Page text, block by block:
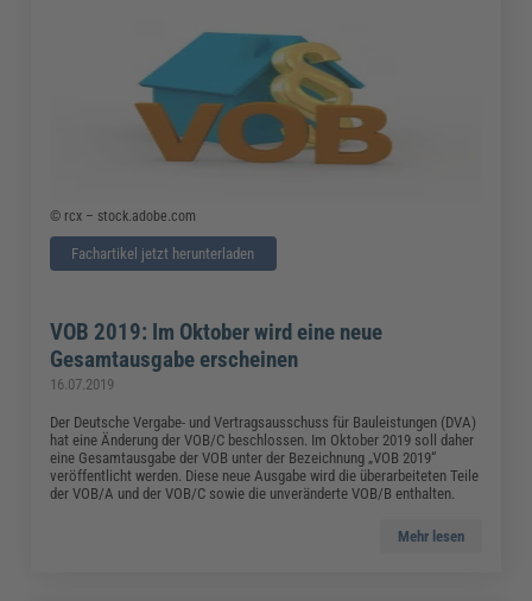
© rcx – stock.adobe.com
Fachartikel jetzt herunterladen
VOB 2019: Im Oktober wird eine neue
Gesamtausgabe erscheinen
16.07.2019
Der Deutsche Vergabe- und Vertragsausschuss für Bauleistungen (DVA)
hat eine Änderung der VOB/C beschlossen. Im Oktober 2019 soll daher
eine Gesamtausgabe der VOB unter der Bezeichnung „VOB 2019“
veröffentlicht werden. Diese neue Ausgabe wird die überarbeiteten Teile
der VOB/A und der VOB/C sowie die unveränderte VOB/B enthalten.
Mehr lesen